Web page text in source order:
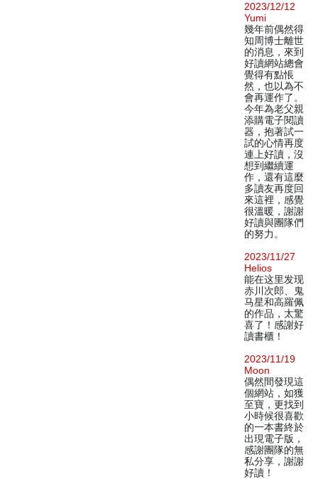
2023/12/12
Yumi
幾年前偶然得
知周博士離世
的消息，來到
好讀網站總會
覺得有點悵
然，也以為不
會再運作了。
今年為老父親
添購電子閱讀
器，抱著試一
試的心情再度
連上好讀，沒
想到繼續運
作，還有這麼
多讀友再度回
來這裡，感覺
很溫暖，謝謝
好讀與團隊們
的努力。
2023/11/27
Helios
能在这里发现
赤川次郎、鬼
马星和高羅佩
的作品，太驚
喜了！感謝好
讀書櫃！
2023/11/19
Moon
偶然間發現這
個網站，如獲
至寶，更找到
小時候很喜歡
的一本書終於
出現電子版，
感謝團隊的無
私分享，謝謝
好讀！